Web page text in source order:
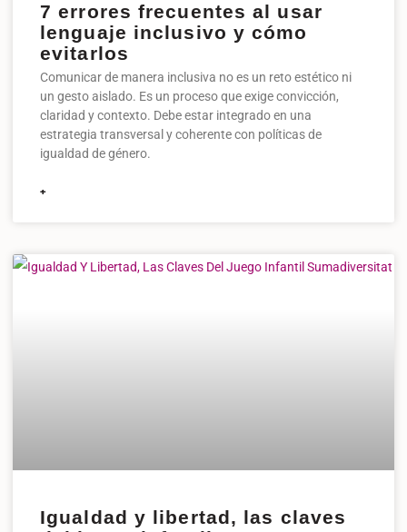
7 errores frecuentes al usar
lenguaje inclusivo y cómo
evitarlos
Comunicar de manera inclusiva no es un reto estético ni
un gesto aislado. Es un proceso que exige convicción,
claridad y contexto. Debe estar integrado en una
estrategia transversal y coherente con políticas de
igualdad de género.
+
Igualdad y libertad, las claves